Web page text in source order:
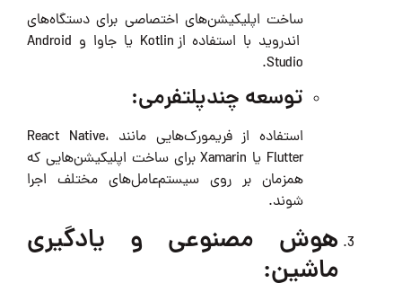
ساخت اپلیکیشن‌های اختصاصی برای دستگاه‌های
اندروید با استفاده از Kotlin یا جاوا و Android
Studio.
توسعه چندپلتفرمی:
استفاده از فریمورک‌هایی مانند React Native،
Flutter یا Xamarin برای ساخت اپلیکیشن‌هایی که
همزمان بر روی سیستم‌عامل‌های مختلف اجرا
شوند.
هوش مصنوعی و یادگیری
ماشین: